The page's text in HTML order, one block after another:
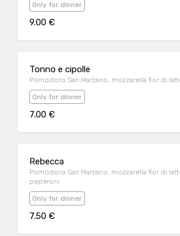
Only for dinner
9.00 €
Tonno e cipolle
Pomodoro San Marzano, mozzarella fior di
Only for dinner
7.00 €
Rebecca
Pomodoro San Marzano, mozzarella fior di
peperoni
Only for dinner
7.50 €